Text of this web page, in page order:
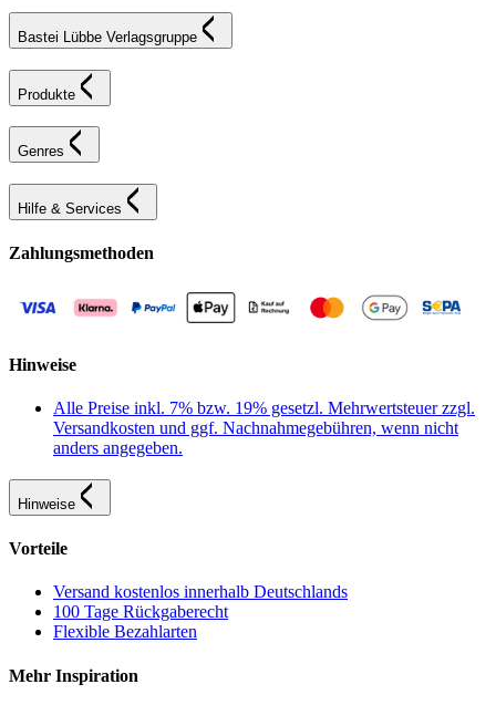
Bastei Lübbe Verlagsgruppe
Produkte
Genres
Hilfe & Services
Zahlungsmethoden
Hinweise
Alle Preise inkl. 7% bzw. 19% gesetzl. Mehrwertsteuer zzgl.
Versandkosten und ggf. Nachnahmegebühren, wenn nicht
anders angegeben.
Hinweise
Vorteile
Versand kostenlos innerhalb Deutschlands
100 Tage Rückgaberecht
Flexible Bezahlarten
Mehr Inspiration